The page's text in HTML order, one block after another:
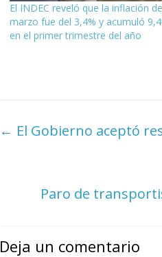
El INDEC reveló que la inflación de
marzo fue del 3,4% y acumuló
en el primer trimestre del año
← El Gobierno aceptó
Paro de
Deja un comentario